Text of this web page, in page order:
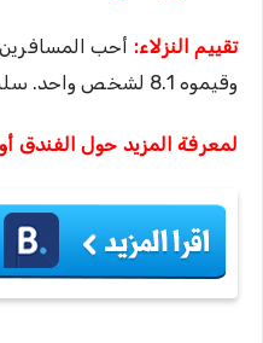
تقييم النزلاء: أحب
وقيموه 8.1 لشخص واحد. سلسلة فنادق: رمادا
لمعرفة المزيد حول الفندق